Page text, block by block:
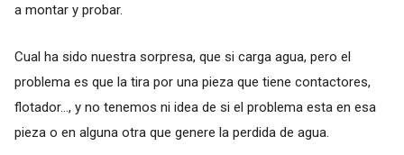
a montar y probar.
Cual ha sido nuestra sorpresa, que si carga agua, pero el
problema es que la tira por una pieza que tiene contactores,
flotador..., y no tenemos ni idea de si el problema esta en esa
pieza o en alguna otra que genere la perdida de agua.